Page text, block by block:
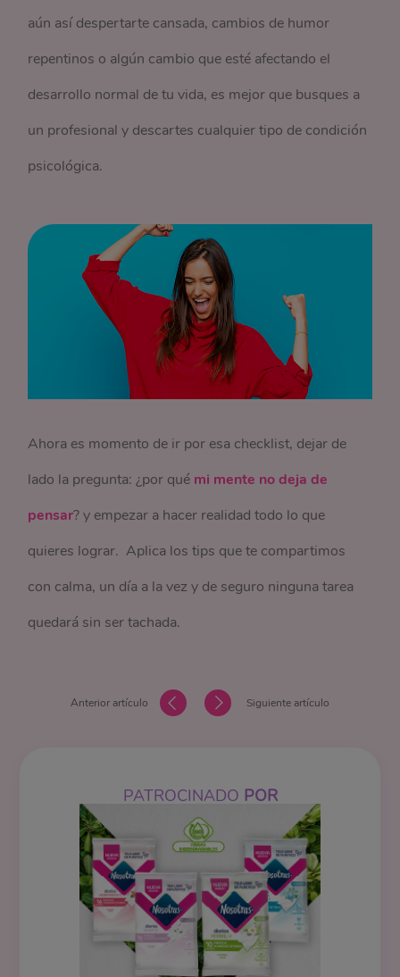
aún así despertarte cansada, cambios de humor
repentinos o algún cambio que esté afectando el
desarrollo normal de tu vida, es mejor que busques a
un profesional y descartes cualquier tipo de condición
psicológica.
Ahora es momento de ir por esa checklist, dejar de
lado la pregunta: ¿por qué mi mente no deja de
pensar? y empezar a hacer realidad todo lo que
quieres lograr. Aplica los tips que te compartimos
con calma, un día a la vez y de seguro ninguna tarea
quedará sin ser tachada.
Anterior artículo Siguiente artículo
PATROCINADO POR